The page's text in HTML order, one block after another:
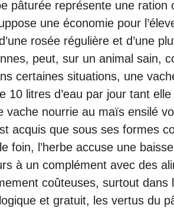
pâturée représente une
une économie pour
rosée régulière et d’une
peut, sur un animal sain,
certaines situations, une
10 litres d’eau par jour tant
vache nourrie au maïs ensilé
acquis que sous ses formes
foin, l’herbe accuse une
à un complément avec des
coûteuses, surtout
et gratuit, les vertus du